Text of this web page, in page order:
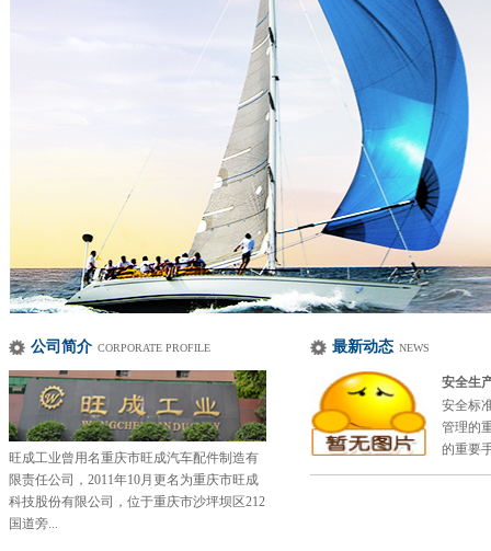
公司简介 CORPORATE PROFILE
旺成工业曾用名重庆市旺成汽车配件制造有
限责任公司，2011年10月更名为重庆市旺成
科技股份有限公司，位于重庆市沙坪坝区212
国道旁...
最新动态 NEWS
安全生
安全标
管理的
的重要